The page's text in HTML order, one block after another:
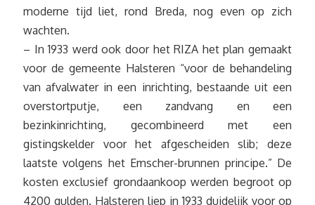
moderne tijd liet, rond Breda, nog even op zich
wachten.
– In 1933 werd ook door het RIZA het plan gemaakt
voor de gemeente Halsteren “voor de behandeling
van afvalwater in een inrichting, bestaande uit een
overstortputje, een zandvang en een
bezinkinrichting, gecombineerd met een
gistingskelder voor het afgescheiden slib; deze
laatste volgens het Emscher-brunnen principe.” De
kosten exclusief grondaankoop werden begroot op
4200 gulden. Halsteren liep in 1933 duidelijk voor op